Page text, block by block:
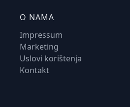
O NAMA
Impressum
Marketing
Uslovi korištenja
Kontakt